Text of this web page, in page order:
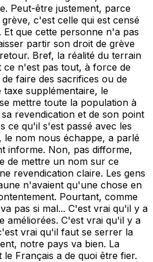
Peut-être justement, parce
c'est celle qui est censé
Et que cette personne n'a pas
partir son droit de grève
Bref, la réalité du terrain
ce n'est pas tout, à force de
faire des sacrifices ou de
supplémentaire, le
mettre toute la population à
revendication et de son point
ce qu'il s'est passé avec les
le nom nous échappe, a parlé
informe. Non, pas difforme,
de mettre un nom sur ce
revendication claire. Les gens
n'avaient qu'une chose en
Pourtant, comme
pas si mal... C'est vrai qu'il y a
améliorées. C'est vrai qu'il y a
vrai qu'il faut se serrer la
notre pays va bien. La
Français a de quoi être fier.